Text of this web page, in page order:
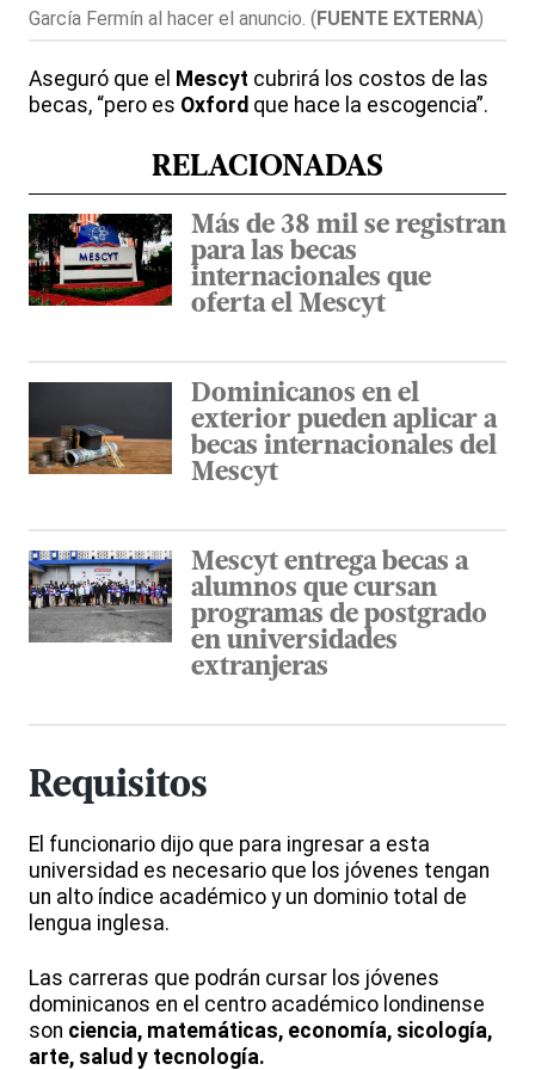
García Fermín al hacer el anuncio. (FUENTE EXTERNA)
Aseguró que el Mescyt cubrirá los costos de las
becas, “pero es Oxford que hace la escogencia”.
RELACIONADAS
Más de 38 mil se registran
para las becas
internacionales que
oferta el Mescyt
Dominicanos en el
exterior pueden aplicar a
becas internacionales del
Mescyt
Mescyt entrega becas a
alumnos que cursan
programas de postgrado
en universidades
extranjeras
Requisitos
El funcionario dijo que para ingresar a esta
universidad es necesario que los jóvenes tengan
un alto índice académico y un dominio total de
lengua inglesa.
Las carreras que podrán cursar los jóvenes
dominicanos en el centro académico londinense
son ciencia, matemáticas, economía, sicología,
arte, salud y tecnología.